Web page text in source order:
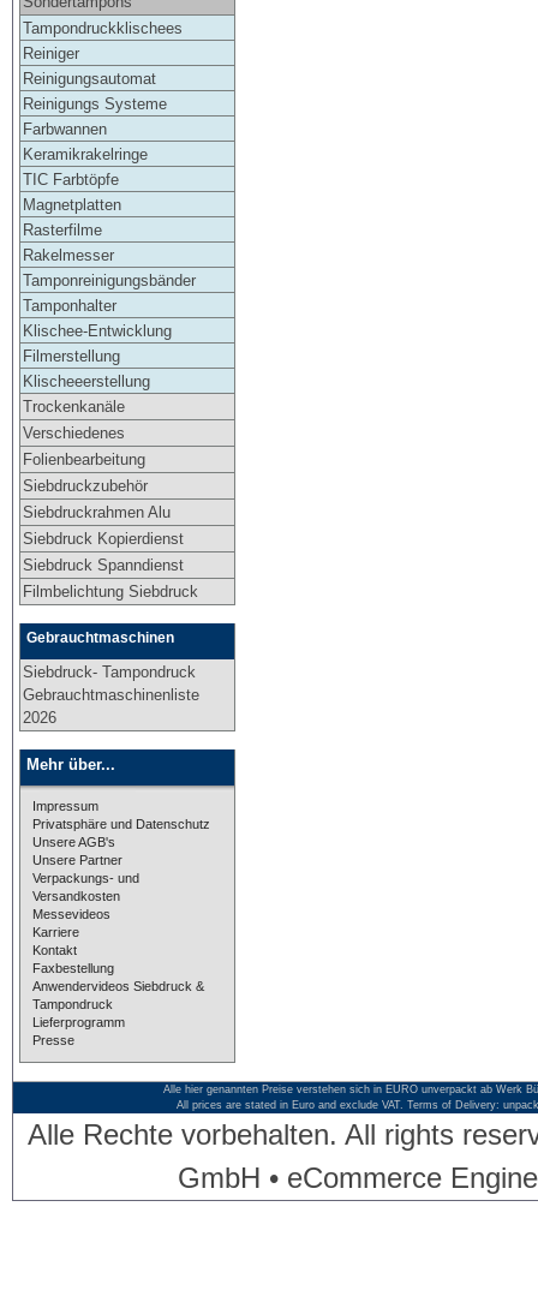
Tampondruckklischees
Reiniger
Reinigungsautomat
Reinigungs Systeme
Farbwannen
Keramikrakelringe
TIC Farbtöpfe
Magnetplatten
Rasterfilme
Rakelmesser
Tamponreinigungsbänder
Tamponhalter
Klischee-Entwicklung
Filmerstellung
Klischeeerstellung
Trockenkanäle
Verschiedenes
Folienbearbeitung
Siebdruckzubehör
Siebdruckrahmen Alu
Siebdruck Kopierdienst
Siebdruck Spanndienst
Filmbelichtung Siebdruck
Gebrauchtmaschinen
Siebdruck- Tampondruck
Gebrauchtmaschinenliste
2026
Mehr über...
Impressum
Privatsphäre und Datenschutz
Unsere AGB's
Unsere Partner
Verpackungs- und
Versandkosten
Messevideos
Karriere
Kontakt
Faxbestellung
Anwendervideos Siebdruck &
Tampondruck
Lieferprogramm
Presse
Alle hier genannten Preise verstehen sich in EURO unverpackt ab Werk
All prices are stated in Euro and exclude VAT. Terms of Delivery:
Alle Rechte vorbehalten. All rights
GmbH • eCommerce